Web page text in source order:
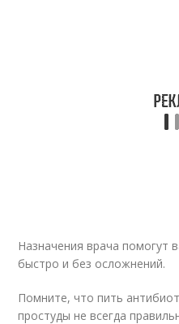
Назначения врача помогут
быстро и без осложнений.
Помните, что пить
простуды не всегда